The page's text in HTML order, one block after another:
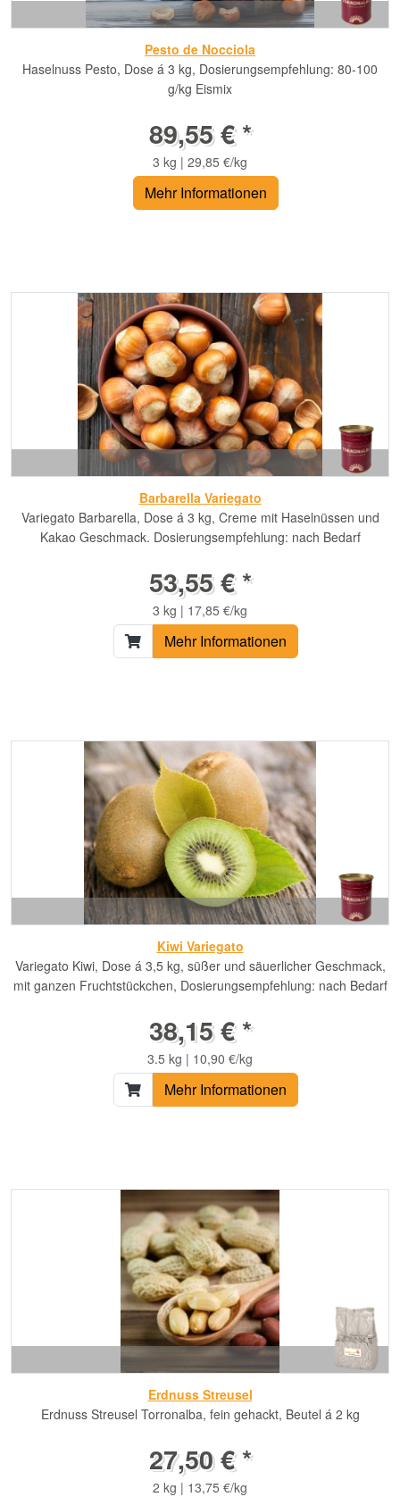
Pesto de Nocciola
Haselnuss Pesto, Dose á 3 kg, Dosierungsempfehlung: 80-100
g/kg Eismix
89,55 € *
3 kg | 29,85 €/kg
Mehr Informationen
Barbarella Variegato
Variegato Barbarella, Dose á 3 kg, Creme mit Haselnüssen und
Kakao Geschmack. Dosierungsempfehlung: nach Bedarf
53,55 € *
3 kg | 17,85 €/kg
Mehr Informationen
Kiwi Variegato
Variegato Kiwi, Dose á 3,5 kg, süßer und säuerlicher Geschmack,
mit ganzen Fruchtstückchen, Dosierungsempfehlung: nach Bedarf
38,15 € *
3.5 kg | 10,90 €/kg
Mehr Informationen
Erdnuss Streusel
Erdnuss Streusel Torronalba, fein gehackt, Beutel á 2 kg
27,50 € *
2 kg | 13,75 €/kg